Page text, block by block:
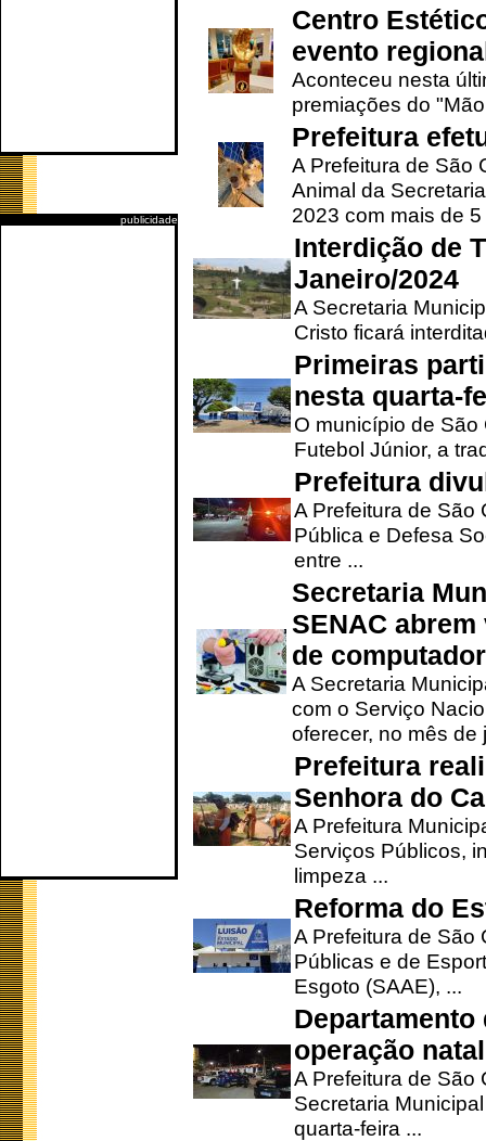
publicidade
Centro
evento
Aconteceu nesta
premiações do
Prefeitura
A Prefeitura de São
Animal da
2023 com mais de 5
Interdição de
Janeiro/2024
A Secretaria
Cristo ficará
Primeiras
nesta quarta-
O município de
Futebol Júnior, a
Prefeitura
A Prefeitura de São
Pública e Defesa
entre ...
Secretaria
SENAC
de
A Secretaria
com o Serviço
oferecer, no mês de
Prefeitura
Senhora do
A Prefeitura
Serviços Públicos,
limpeza ...
Reforma do
A Prefeitura de São
Públicas e de
Esgoto (SAAE), ...
operação
A Prefeitura de São
Secretaria
quarta-feira ...